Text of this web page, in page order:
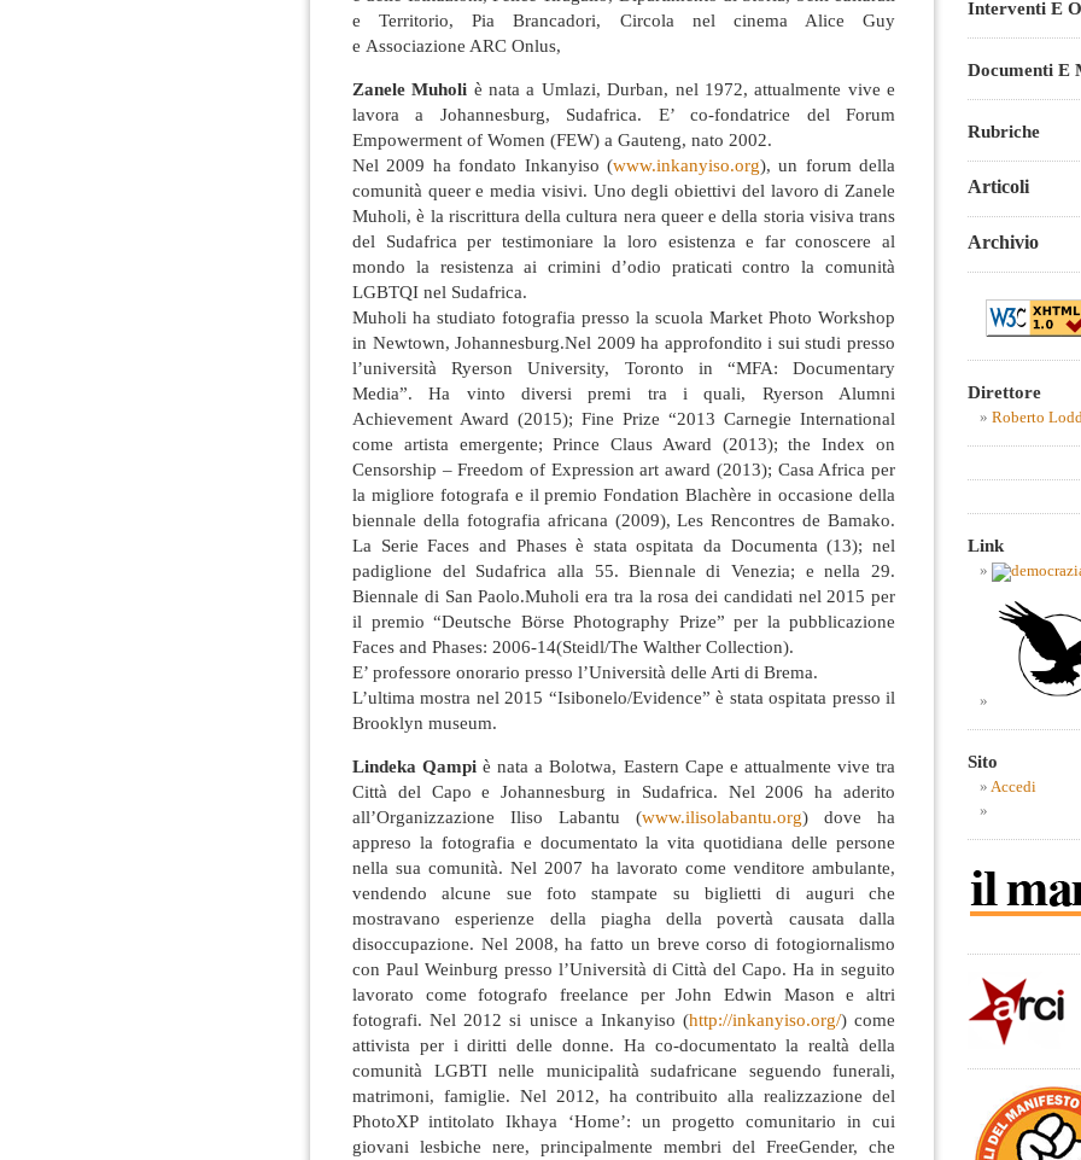
e Territorio, Pia Brancadori, Circola nel cinema Alice Guy
e Associazione ARC Onlus,
Zanele Muholi è nata a Umlazi, Durban, nel 1972, attualmente vive e
lavora a Johannesburg, Sudafrica. E’ co-fondatrice del Forum
Empowerment of Women (FEW) a Gauteng, nato 2002.
Nel 2009 ha fondato Inkanyiso (www.inkanyiso.org), un forum della
comunità queer e media visivi. Uno degli obiettivi del lavoro di Zanele
Muholi, è la riscrittura della cultura nera queer e della storia visiva trans
del Sudafrica per testimoniare la loro esistenza e far conoscere al
mondo la resistenza ai crimini d’odio praticati contro la comunità
LGBTQI nel Sudafrica.
Muholi ha studiato fotografia presso la scuola Market Photo Workshop
in Newtown, Johannesburg.Nel 2009 ha approfondito i sui studi presso
l’università Ryerson University, Toronto in “MFA: Documentary
Media”. Ha vinto diversi premi tra i quali, Ryerson Alumni
Achievement Award (2015); Fine Prize “2013 Carnegie International
come artista emergente; Prince Claus Award (2013); the Index on
Censorship – Freedom of Expression art award (2013); Casa Africa per
la migliore fotografa e il premio Fondation Blachère in occasione della
biennale della fotografia africana (2009), Les Rencontres de Bamako.
La Serie Faces and Phases è stata ospitata da Documenta (13); nel
padiglione del Sudafrica alla 55. Biennale di Venezia; e nella 29.
Biennale di San Paolo.Muholi era tra la rosa dei candidati nel 2015 per
il premio “Deutsche Börse Photography Prize” per la pubblicazione
Faces and Phases: 2006-14(Steidl/The Walther Collection).
E’ professore onorario presso l’Università delle Arti di Brema.
L’ultima mostra nel 2015 “Isibonelo/Evidence” è stata ospitata presso il
Brooklyn museum.
Lindeka Qampi è nata a Bolotwa, Eastern Cape e attualmente vive tra
Città del Capo e Johannesburg in Sudafrica. Nel 2006 ha aderito
all’Organizzazione Iliso Labantu (www.ilisolabantu.org) dove ha
appreso la fotografia e documentato la vita quotidiana delle persone
nella sua comunità. Nel 2007 ha lavorato come venditore ambulante,
vendendo alcune sue foto stampate su biglietti di auguri che
mostravano esperienze della piagha della povertà causata dalla
disoccupazione. Nel 2008, ha fatto un breve corso di fotogiornalismo
con Paul Weinburg presso l’Università di Città del Capo. Ha in seguito
lavorato come fotografo freelance per John Edwin Mason e altri
fotografi. Nel 2012 si unisce a Inkanyiso (http://inkanyiso.org/) come
attivista per i diritti delle donne. Ha co-documentato la realtà della
comunità LGBTI nelle municipalità sudafricane seguendo funerali,
matrimoni, famiglie. Nel 2012, ha contribuito alla realizzazione del
PhotoXP intitolato Ikhaya ‘Home’: un progetto comunitario in cui
giovani lesbiche nere, principalmente membri del FreeGender, che
Interventi E
Documenti E
Rubriche
Articoli
Archivio
Direttore
Roberto
Link
Sito
Accedi